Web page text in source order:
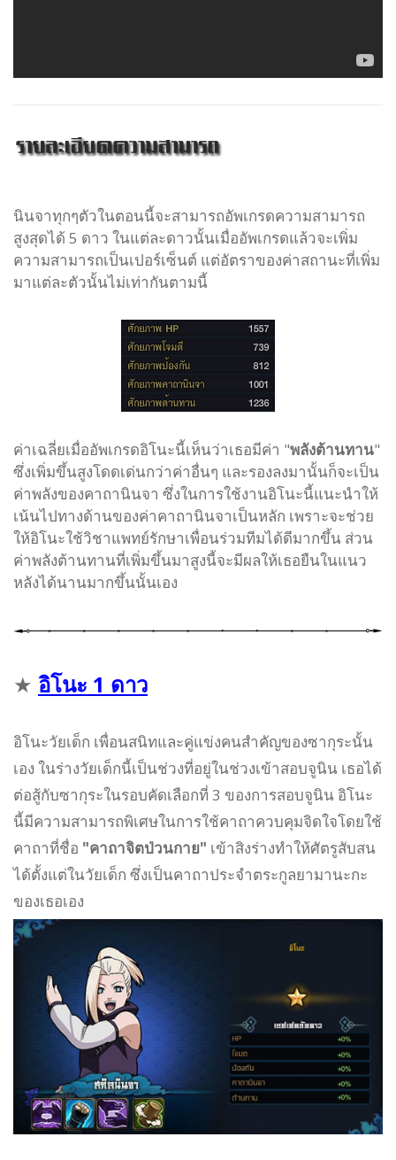
นินจาทุกๆตัวในตอนนี้จะสามารถอัพเกรดความสามารถ
สูงสุดได้ 5 ดาว ในแต่ละดาวนั้นเมื่ออัพเกรดแล้วจะเพิ่ม
ความสามารถเป็นเปอร์เซ็นต์ แต่อัตราของค่าสถานะที่เพิ่ม
มาแต่ละตัวนั้นไม่เท่ากันตามนี้
ค่าเฉลี่ยเมื่ออัพเกรดอิโนะนี้เห็นว่าเธอมีค่า "พลังต้านทาน"
ซึ่งเพิ่มขึ้นสูงโดดเด่นกว่าค่าอื่นๆ และรองลงมานั้นก็จะเป็น
ค่าพลังของคาถานินจา ซึ่งในการใช้งานอิโนะนี้แนะนำให้
เน้นไปทางด้านของค่าคาถานินจาเป็นหลัก เพราะจะช่วย
ให้อิโนะใช้วิชาแพทย์รักษาเพื่อนร่วมทีมได้ดีมากขึ้น ส่วน
ค่าพลังต้านทานที่เพิ่มขึ้นมาสูงนี้จะมีผลให้เธอยืนในแนว
หลังได้นานมากขึ้นนั้นเอง
★ อิโนะ 1 ดาว
อิโนะวัยเด็ก เพื่อนสนิทและคู่แข่งคนสำคัญของซากุระนั้น
เอง ในร่างวัยเด็กนี้เป็นช่วงที่อยู่ในช่วงเข้าสอบจูนิน เธอได้
ต่อสู้กับซากุระในรอบคัดเลือกที่ 3 ของการสอบจูนิน อิโนะ
นี้มีความสามารถพิเศษในการใช้คาถาควบคุมจิดใจโดยใช้
คาถาที่ชื่อ "คาถาจิตป่วนกาย" เข้าสิงร่างทำให้ศัตรูสับสน
ได้ตั้งแต่ในวัยเด็ก ซึ่งเป็นคาถาประจำตระกูลยามานะกะ
ของเธอเอง